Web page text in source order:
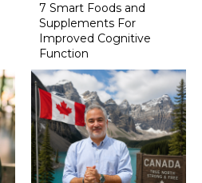
7 Smart Foods and
Supplements For
Improved Cognitive
Function